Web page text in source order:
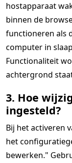
hostapparaat
binnen de
functioneren als
computer in
Functionaliteit
achtergrond
3. Hoe
ingesteld?
Bij het activeren
het
bewerken."